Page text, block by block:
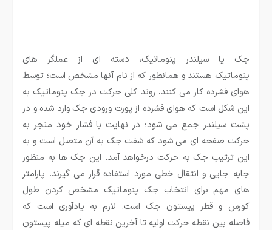
جک یا سیلندر پنوماتیک، دسته ای از عملگر های
پنوماتیک هستند و همانطور که از نام آنها مشخص است؛ توسط
هوای فشرده کار می کنند، روند کلی حرکت در جک پنوماتیک به
این شکل است که هوای فشرده از پورت ورودی جک وارد شده و در
پشت سیلندر جمع می شود؛ در نهایت با فشار خود منجر به
حرکت صفحه ای می شود که شفت جک به آن متصل است و به
این ترتیب جک به حرکت درخواهد آمد. این جک ها به منظور
جابه جایی و انتقال خطی مورد استفاده قرار می گیرند. پارامتر
های مهم برای انتخاب جک پنوماتیک مشخص کردن طول
کورس و قطر پیستون جک است. لازم به یادآوری است که
فاصله بین نقطه حرکت اولیه تا آخرین نقطه ای که میله پیستون